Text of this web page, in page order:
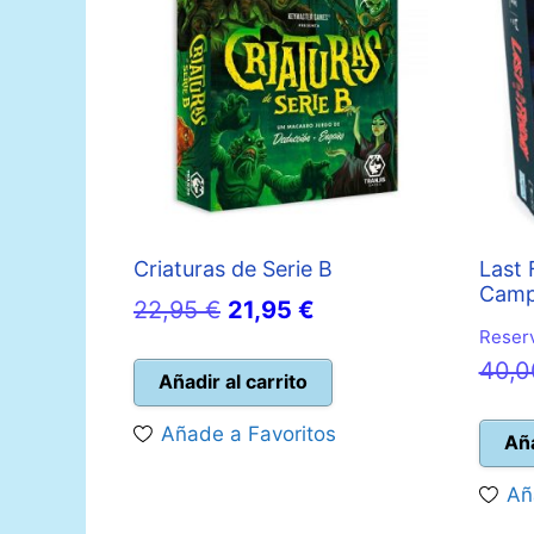
Criaturas de Serie B
22,95€ El
original
era:
22,95 €.
21,95 €
es:
21,95 €.
Añadir al carrito
Añade a Favoritos
Last